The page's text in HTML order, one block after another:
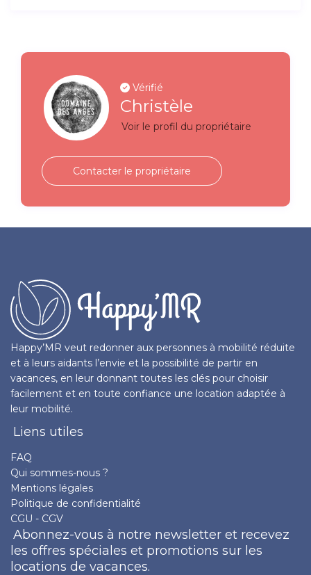
Vérifié
Christèle
Voir le profil du propriétaire
Contacter le propriétaire
Happy’MR veut redonner aux personnes à mobilité réduite
et à leurs aidants l’envie et la possibilité de partir en
vacances, en leur donnant toutes les clés pour choisir
facilement et en toute confiance une location adaptée à
leur mobilité.
Liens utiles
FAQ
Qui sommes-nous ?
Mentions légales
Politique de confidentialité
CGU - CGV
Abonnez-vous à notre newsletter et recevez
les offres spéciales et promotions sur les
locations de vacances.